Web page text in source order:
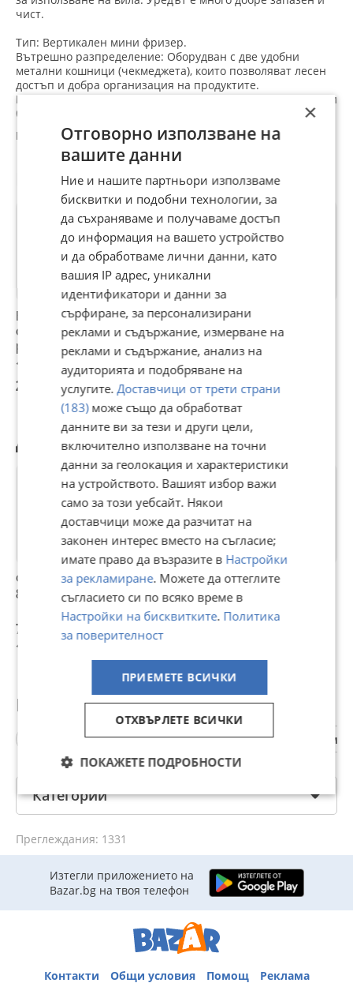
чист.
Тип: Вертикален мини фризер.
Вътрешно разпределение: Оборудван с две удобни
метални кошници (чекмеджета), които позволяват лесен
достъп и добра организация на продуктите.
На предния панел има светлинни индикатори за работа и
бутон за включване/изключване.
На вътрешната страна на вратата има практична
таблица-инструкция с икони за препоръчителните
срокове за съхранение на различните видове месо,
Дизайн: Класически бял дизайн, който се вписва лесно
във всяко помещение. Подходящ за поставяне под плот.
Фризерът е използван, но е поддържан много грижливо.
Уплътненията са здрави, а вътрешността е бяла и без
следи от корозия по кошниците. Работи тихо и замразява
отлично.
Размери - 55х55х65.
За предпочитане е лично предаване на фризера.
Препоръчани за теб
Вертикален
фризер SILAL –
работи отлично,
много запазен
120 €
234,70 лв
Вертикален
фризер AEG
AGB625F7NW с No
Frost
690 €
1 349,52 лв
Продавам фризер
''ГОРЕНИЕ''
вертикален с 6
шкафчета
281 €
549,59 лв
Другите разглеждат също
Фризер малък в
85 ш 0.55 д 0.55
70 €
136,91 лв
Заглавие:
Вертикален
фризер Wasco 222
л, работещ, с леки
външни
175 €
огромен XXL
фризер Liebherr
Germany A +++ с
Популярни търсения
халища малък александър
Категории
Преглеждания: 1331
Изтегли приложението на
Bazar.bg на твоя телефон
Контакти Общи условия Помощ Реклама
×
Отговорно използване на
вашите данни
Ние и нашите партньори използваме
бисквитки и подобни технологии, за
да съхраняваме и получаваме достъп
до информация на вашето устройство
и да обработваме лични данни, като
вашия IP адрес, уникални
идентификатори и данни за
сърфиране, за персонализирани
реклами и съдържание, измерване на
реклами и съдържание, анализ на
аудиторията и подобряване на
услугите. Доставчици от трети страни
(183)може също да обработват
данните ви за тези и други цели,
включително използване на точни
данни за геолокация и характеристики
на устройството. Вашият избор важи
само за този уебсайт. Някои
доставчици може да разчитат на
законен интерес вместо на съгласие;
имате право да възразите в Настройки
за рекламиране. Можете да оттеглите
съгласието си по всяко време в
Настройки на бисквитките. Политика
за поверителност
ПРИЕМЕТЕ ВСИЧКИ
ОТХВЪРЛЕТЕ ВСИЧКИ
ПОКАЖЕТЕ ПОДРОБНОСТИ